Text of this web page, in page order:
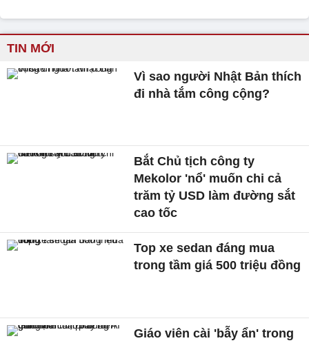
TIN MỚI
Vì sao người Nhật Bản thích
đi nhà tắm công cộng?
Bắt Chủ tịch công ty
Mekolor 'nổ' muốn chi cả
trăm tỷ USD làm đường sắt
cao tốc
Top xe sedan đáng mua
trong tầm giá 500 triệu đồng
Giáo viên cài 'bẫy ẩn' trong